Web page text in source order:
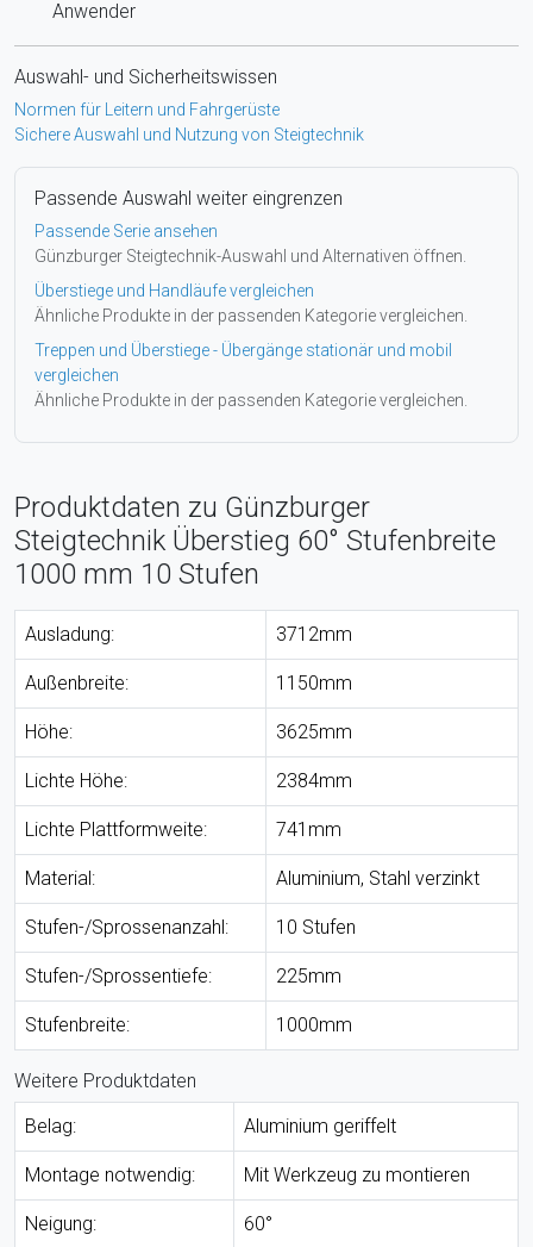
Anwender
Auswahl- und Sicherheitswissen
Normen für Leitern und Fahrgerüste
Sichere Auswahl und Nutzung von Steigtechnik
Passende Auswahl weiter eingrenzen
Passende Serie ansehen
Günzburger Steigtechnik-Auswahl und Alternativen öffnen.
Überstiege und Handläufe vergleichen
Ähnliche Produkte in der passenden Kategorie vergleichen.
Treppen und Überstiege - Übergänge stationär und mobil
vergleichen
Ähnliche Produkte in der passenden Kategorie vergleichen.
Produktdaten zu Günzburger
Steigtechnik Überstieg 60° Stufenbreite
1000 mm 10 Stufen
Ausladung: 3712mm
Außenbreite: 1150mm
Höhe: 3625mm
Lichte Höhe: 2384mm
Lichte Plattformweite: 741mm
Material: Aluminium, Stahl verzinkt
Stufen-/Sprossenanzahl: 10 Stufen
Stufen-/Sprossentiefe: 225mm
Stufenbreite: 1000mm
Weitere Produktdaten
Belag:
Aluminium geriffelt
Montage notwendig: Mit Werkzeug zu montieren
Neigung: 60°